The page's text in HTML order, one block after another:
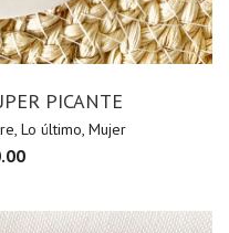
PICANTE
, Lo último, Mujer